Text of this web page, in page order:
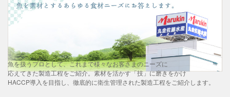
魚を扱うプロとして、これまで様々なお客さまのニーズに
応えてきた製造工程をご紹介。素材を活かす「技」に磨きをかけ
HACCP導入を目指し、徹底的に衛生管理された製造工程をご紹介します。